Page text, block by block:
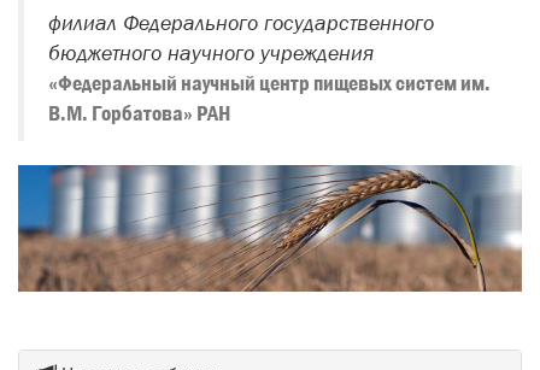
Отправить сообщение
филиал Федерального государственного
бюджетного научного учреждения
«Федеральный научный центр пищевых систем им.
В.М. Горбатова» РАН